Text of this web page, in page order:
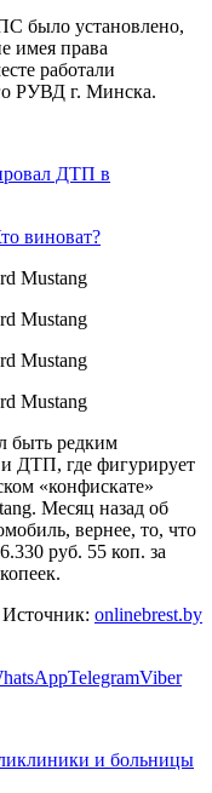
было установлено,
имея права
работали
РУВД г. Минска.
ДТП в
виноват?
быть редким
и ДТП, где фигурирует
«конфискате»
Месяц назад об
вернее, то, что
руб. 55 коп. за
Источник: onlinebrest.by
TelegramViber
и больницы